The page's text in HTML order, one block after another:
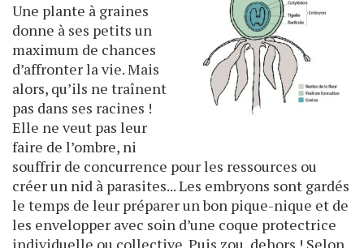
Une plante à graines
donne à ses petits un
maximum de chances
d’affronter la vie. Mais
alors, qu’ils ne traînent
pas dans ses racines !
Elle ne veut pas leur
faire de l’ombre, ni
souffrir de concurrence pour les ressources ou
créer un nid à parasites... Les embryons sont gardés
le temps de leur préparer un bon pique-nique et de
les envelopper avec soin d’une coque protectrice